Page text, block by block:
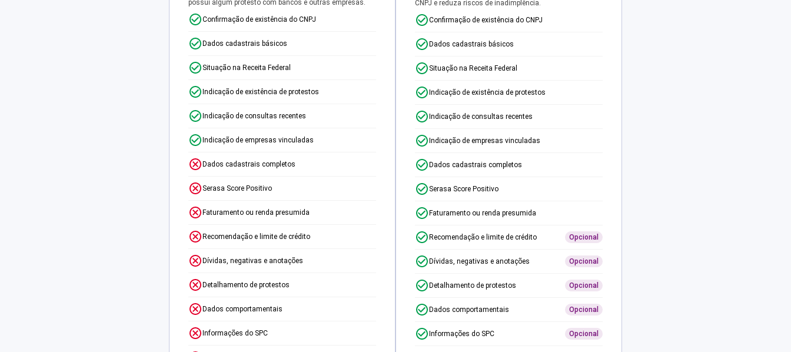
possui algum protesto com bancos e outras empresas.
Confirmação de existência do CNPJ
Dados cadastrais básicos
Situação na Receita Federal
Indicação de existência de protestos
Indicação de consultas recentes
Indicação de empresas vinculadas
Dados cadastrais completos
Serasa Score Positivo
Faturamento ou renda presumida
Recomendação e limite de crédito
Dívidas, negativas e anotações
Detalhamento de protestos
Dados comportamentais
Informações do SPC
CNPJ e reduza riscos de inadimplência.
Confirmação de existência do CNPJ
Dados cadastrais básicos
Situação na Receita Federal
Indicação de existência de protestos
Indicação de consultas recentes
Indicação de empresas vinculadas
Dados cadastrais completos
Serasa Score Positivo
Faturamento ou renda presumida
Recomendação e limite de crédito Opcional
Dívidas, negativas e anotações Opcional
Detalhamento de protestos Opcional
Dados comportamentais Opcional
Informações do SPC Opcional